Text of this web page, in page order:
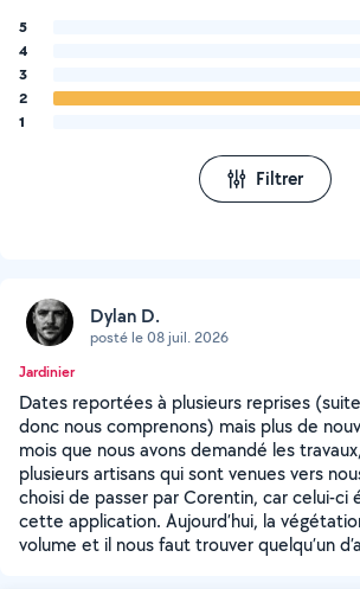
5
4
3
2
1
Filtrer
Dylan D.
posté le 08 juil. 2026
Jardinier
Dates reportées à plusieurs reprises
donc nous comprenons) mais plus de
mois que nous avons demandé les
plusieurs artisans qui sont venues vers
choisi de passer par Corentin, car celui-ci
cette application. Aujourd’hui, la
volume et il nous faut trouver quelqu’un